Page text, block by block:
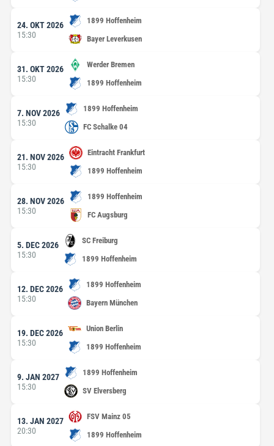
24. OKT 2026
15:30
1899 Hoffenheim
Bayer Leverkusen
31. OKT 2026
15:30
Werder Bremen
1899 Hoffenheim
7. NOV 2026
15:30
1899 Hoffenheim
FC Schalke 04
21. NOV 2026
15:30
Eintracht Frankfurt
1899 Hoffenheim
28. NOV 2026
15:30
1899 Hoffenheim
FC Augsburg
5. DEC 2026
15:30
SC Freiburg
1899 Hoffenheim
12. DEC 2026
15:30
1899 Hoffenheim
Bayern München
19. DEC 2026
15:30
Union Berlin
1899 Hoffenheim
9. JAN 2027
15:30
1899 Hoffenheim
SV Elversberg
13. JAN 2027
20:30
FSV Mainz 05
1899 Hoffenheim